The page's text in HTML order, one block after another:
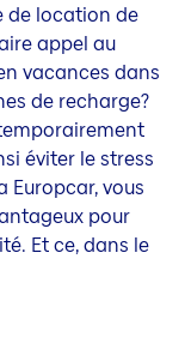
de location de
appel au
vacances dans
de recharge?
éviter le stress
Europcar, vous
pour
Et ce, dans le